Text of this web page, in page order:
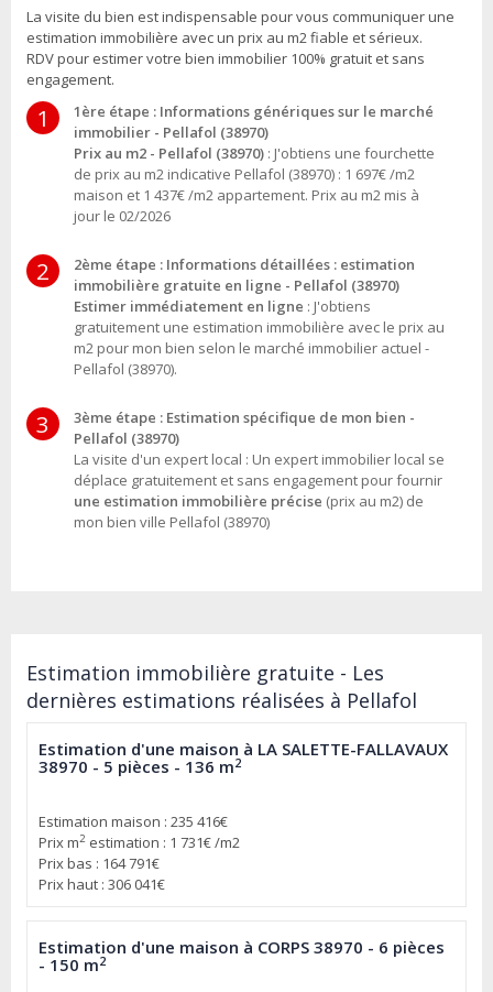
La visite du bien est indispensable pour vous communiquer une
estimation immobilière avec un prix au m2 fiable et sérieux.
RDV pour estimer votre bien immobilier 100% gratuit et sans
engagement.
1
1ère étape : Informations génériques sur le marché
immobilier - Pellafol (38970)
Prix au m2 - Pellafol (38970) : J'obtiens une fourchette
de prix au m2 indicative Pellafol (38970) : 1 697€ /m2
maison et 1 437€ /m2 appartement. Prix au m2 mis à
jour le 02/2026
2
2ème étape : Informations détaillées : estimation
immobilière gratuite en ligne - Pellafol (38970)
Estimer immédiatement en ligne : J'obtiens
gratuitement une estimation immobilière avec le prix au
m2 pour mon bien selon le marché immobilier actuel -
Pellafol (38970).
3
3ème étape : Estimation spécifique de mon bien -
Pellafol (38970)
La visite d'un expert local : Un expert immobilier local se
déplace gratuitement et sans engagement pour fournir
une estimation immobilière précise (prix au m2) de
mon bien ville Pellafol (38970)
Estimation immobilière gratuite - Les
dernières estimations réalisées à Pellafol
Estimation d'une maison à LA SALETTE-FALLAVAUX
38970 - 5 pièces - 136 m2
Estimation maison : 235 416€
Prix m2 estimation : 1 731€ /m2
Prix bas : 164 791€
Prix haut : 306 041€
Estimation d'une maison à CORPS 38970 - 6 pièces
- 150 m2